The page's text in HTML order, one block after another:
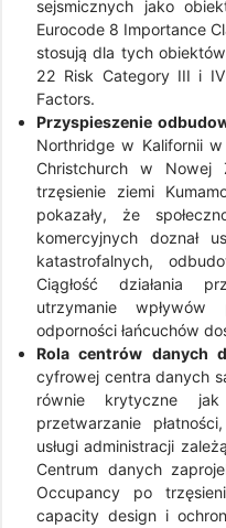
sejsmicznych jako
Eurocode 8 Importance
stosują dla tych
22 Risk Category III i
Factors.
Przyspieszenie
Northridge w Kalifornii
Christchurch w
trzęsienie ziemi
pokazały, że
komercyjnych doznał
katastrofalnych,
Ciągłość działania
utrzymanie
odporności łańcuchów
Rola centrów danych
cyfrowej centra danych
równie krytyczne jak
przetwarzanie
usługi administracji
Centrum danych
Occupancy po
capacity design i